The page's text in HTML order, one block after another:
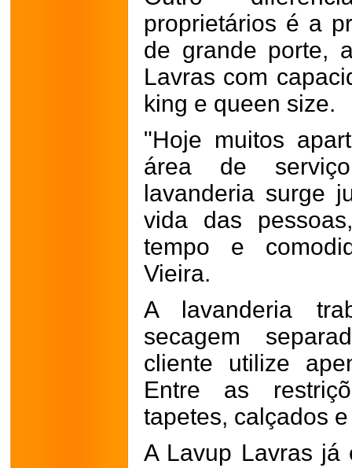
proprietários é a
de grande porte,
Lavras com
king e queen size.
"Hoje muitos
área de
lavanderia surge
vida das
tempo e
Vieira.
A lavanderia
secagem
cliente utilize
Entre as
tapetes, calçados
A Lavup Lavras já